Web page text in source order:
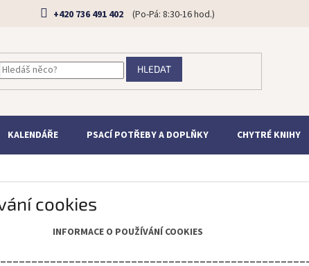
+420 736 491 402
HLEDAT
KALENDÁŘE PSACÍ POTŘEBY A DOPLŇKY CHYTRÉ KNIHY
cookies
INFORMACE O POUŽÍVÁNÍ COOKIES